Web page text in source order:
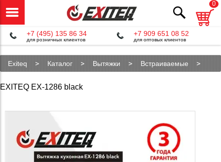
0
+7 (495) 135 86 34
для розничных клиентов
+7 909 651 08 52
для оптовых клиентов
Exiteq Каталог Вытяжки
Встраиваемые
EXITEQ EX-1286 black